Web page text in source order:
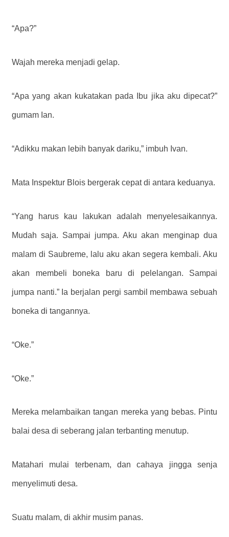
“Apa?”
Wajah mereka menjadi gelap.
“Apa yang akan kukatakan pada Ibu jika aku dipecat?”
gumam Ian.
“Adikku makan lebih banyak dariku,” imbuh Ivan.
Mata Inspektur Blois bergerak cepat di antara keduanya.
“Yang harus kau lakukan adalah menyelesaikannya.
Mudah saja. Sampai jumpa. Aku akan menginap dua
malam di Saubreme, lalu aku akan segera kembali. Aku
akan membeli boneka baru di pelelangan. Sampai
jumpa nanti.” Ia berjalan pergi sambil membawa sebuah
boneka di tangannya.
“Oke.”
“Oke.”
Mereka melambaikan tangan mereka yang bebas. Pintu
balai desa di seberang jalan terbanting menutup.
Matahari mulai terbenam, dan cahaya jingga senja
menyelimuti desa.
Suatu malam, di akhir musim panas.